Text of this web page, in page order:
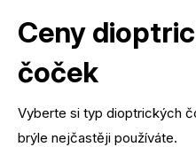
Ceny
čoček
Vyberte si typ dioptrických
brýle nejčastěji používáte.